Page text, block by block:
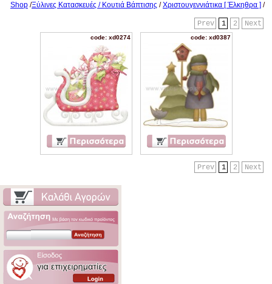
Shop /Ξύλινες Κατασκευές / Κουτιά Βάπτισης /Χριστουγεννιάτικα [ Έλκηθρα ] /
Next
2
1
Prev
code: xd0274 code: xd0387
Next
2
1
Prev